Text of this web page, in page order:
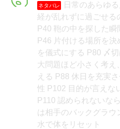
ネタバレ
日常のあらゆ
経が乱れずに過ごせる
P40 鞄の中を探した
P46 片付ける場所を
を儀式にする P80 〆
大問題ほど小さく考え
える P88 休日を充実
性 P102 目的が言えな
P110 認められないな
は相手のバックグラウ
水で体をリセット